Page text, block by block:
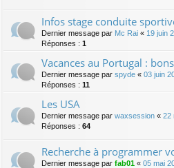
Infos stage conduite
Dernier message par Mc Rai « 19 juin
Réponses : 1
Vacances au Portugal :
Dernier message par spyde « 03 juin
Réponses : 11
Les USA
Dernier message par waxsession « 22
Réponses : 64
Recherche à programmer
Dernier message par fab01 « 05 mai